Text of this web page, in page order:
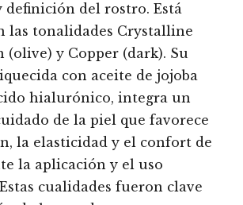
del rostro. Está
las tonalidades Crystalline
(olive) y Copper (dark). Su
con aceite de jojoba
hialurónico, integra un
de la piel que favorece
la elasticidad y el confort de
la aplicación y el uso
cualidades fueron clave